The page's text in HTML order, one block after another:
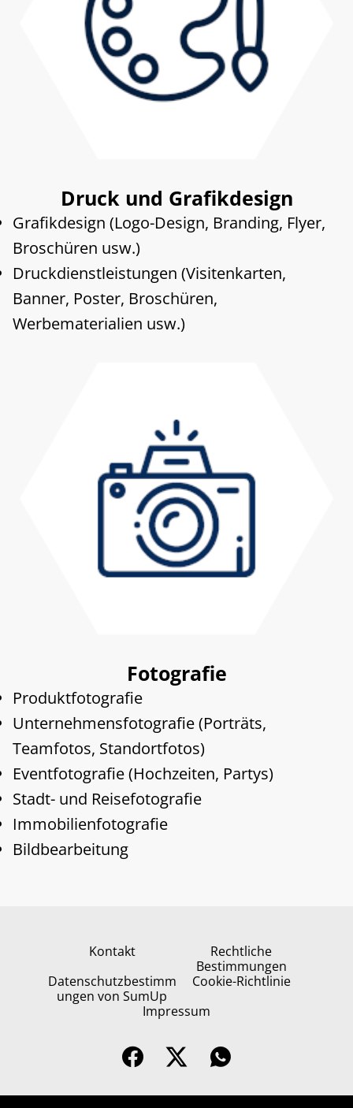
Druck und Grafikdesign
Grafikdesign (Logo-Design, Branding, Flyer,
Broschüren usw.)
Druckdienstleistungen (Visitenkarten,
Banner, Poster, Broschüren,
Werbematerialien usw.)
Fotografie
Produktfotografie
Unternehmensfotografie (Porträts,
Teamfotos, Standortfotos)
Eventfotografie (Hochzeiten, Partys)
Stadt- und Reisefotografie
Immobilienfotografie
Bildbearbeitung
Kontakt
Rechtliche
Bestimmungen
Datenschutzbestimm
ungen von SumUp
Cookie-Richtlinie
Impressum